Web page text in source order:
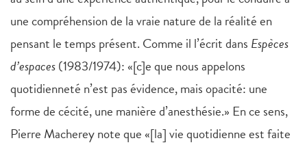
une compréhension de la vraie nature de la réalité en
pensant le temps présent. Comme il l’écrit dans Espèces
d’espaces(1983/1974): «[c]e que nous appelons
quotidienneté n’est pas évidence, mais opacité: une
forme de cécité, une manière d’anesthésie.» En ce sens,
Pierre Macherey note que «[la] vie quotidienne est faite